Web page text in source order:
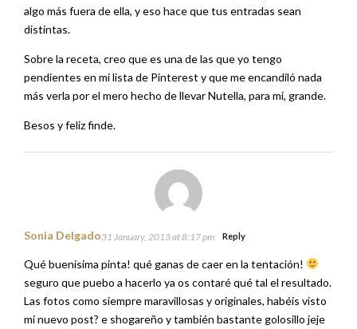
algo más fuera de ella, y eso hace que tus entradas sean
distintas.
Sobre la receta, creo que es una de las que yo tengo
pendientes en mi lista de Pinterest y que me encandiló nada
más verla por el mero hecho de llevar Nutella, para mi, grande.
Besos y feliz finde.
Sonia Delgado31 January, 2013 at 8:17 pm Reply
Qué buenísima pinta! qué ganas de caer en la tentación!
seguro que puebo a hacerlo ya os contaré qué tal el resultado.
Las fotos como siempre maravillosas y originales, habéis visto
mi nuevo post? e shogareño y también bastante golosillo jeje